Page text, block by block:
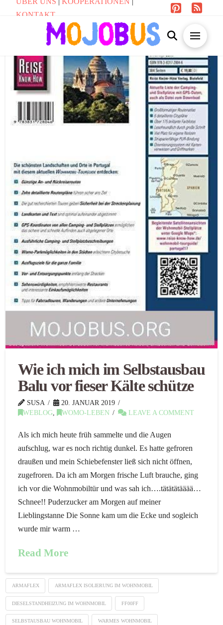
KONTAKT
Wie ich mich im Selbstausbau
Balu vor fieser Kälte schütze
SUSA
20. JANUAR 2019
WEBLOG
WOMO-LEBEN LEAVE A COMMENT
Als ich mich heute früh sammelte und die Augen
aufschlug, war es noch richtig dunkel. Es hatte gefroren
draußen und mein Schiebefenster ließ sich nicht öffnen,
zugefroren. Da ich am Morgen frische Luft brauche, ging
ich vor die Wohnmobiltür und was sah ich….tätätätääää…
Schnee!! Puderzucker am Morgen auf meiner
Lieblingstanne Die Sonne kam um die Ecke und sogleich
wurde mir warm …
Read More
ARMAFLEX ARMAFLEX ISOLIERUNG IM WOHNMOBIL
DIESELSTANDHEIZUNG IM WOHNMOBIL FF00FF
SELBSTAUSBAU WOHNMOBIL WARMES WOHNMOBIL